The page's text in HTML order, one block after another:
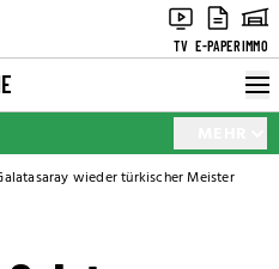
TV E-PAPERIMMO
wieder türkischer Meister